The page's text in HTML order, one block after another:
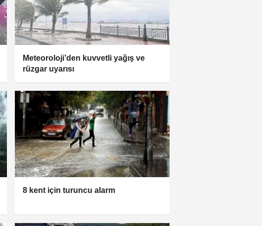
Meteoroloji’den kuvvetli yağış ve
rüzgar uyarısı
8 kent için turuncu alarm